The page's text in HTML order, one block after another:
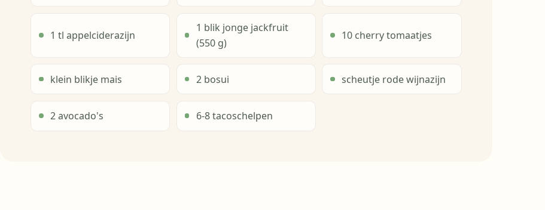
1 tl appelciderazijn
1 blik jonge jackfruit
(550 g)
10 cherry tomaatjes
klein blikje mais 2 bosui scheutje rode wijnazijn
2 avocado's 6-8 tacoschelpen